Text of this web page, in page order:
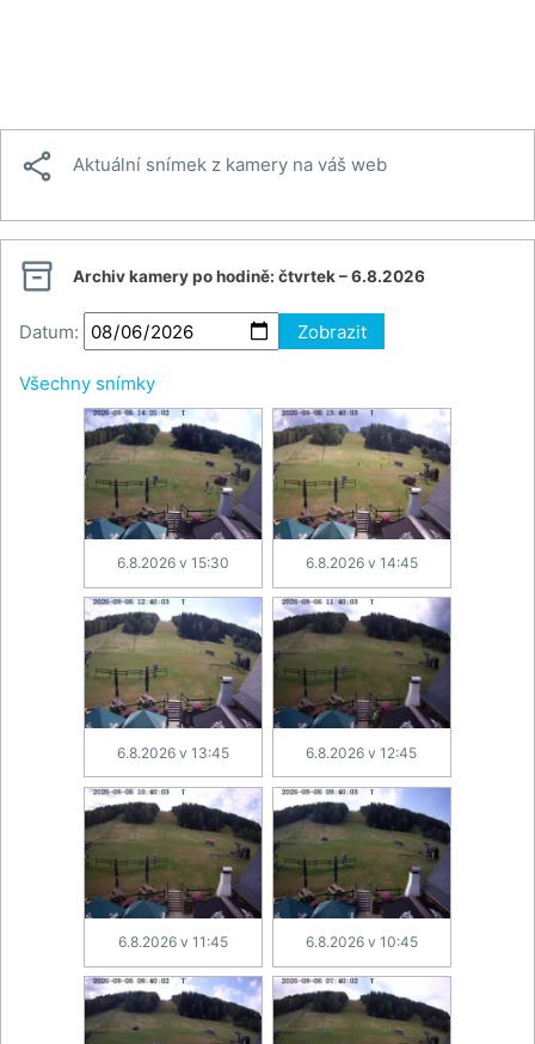
 Aktuální snímek z kamery na váš web
 Archiv kamery po hodině: čtvrtek – 6.8.2026
Datum: Zobrazit
Všechny snímky
6.8.2026 v 15:30 6.8.2026 v 14:45
6.8.2026 v 13:45 6.8.2026 v 12:45
6.8.2026 v 11:45 6.8.2026 v 10:45